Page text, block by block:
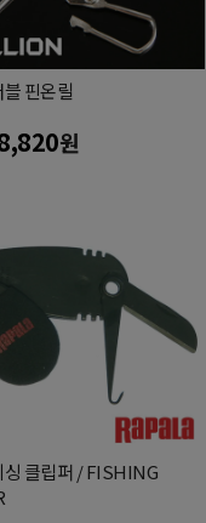
핀온릴
원
싱 클립퍼 / FISHING